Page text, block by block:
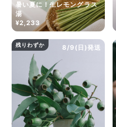
暑い夏に！生レモングラス
湯
¥2,233
8/9(日)発送
残りわずか